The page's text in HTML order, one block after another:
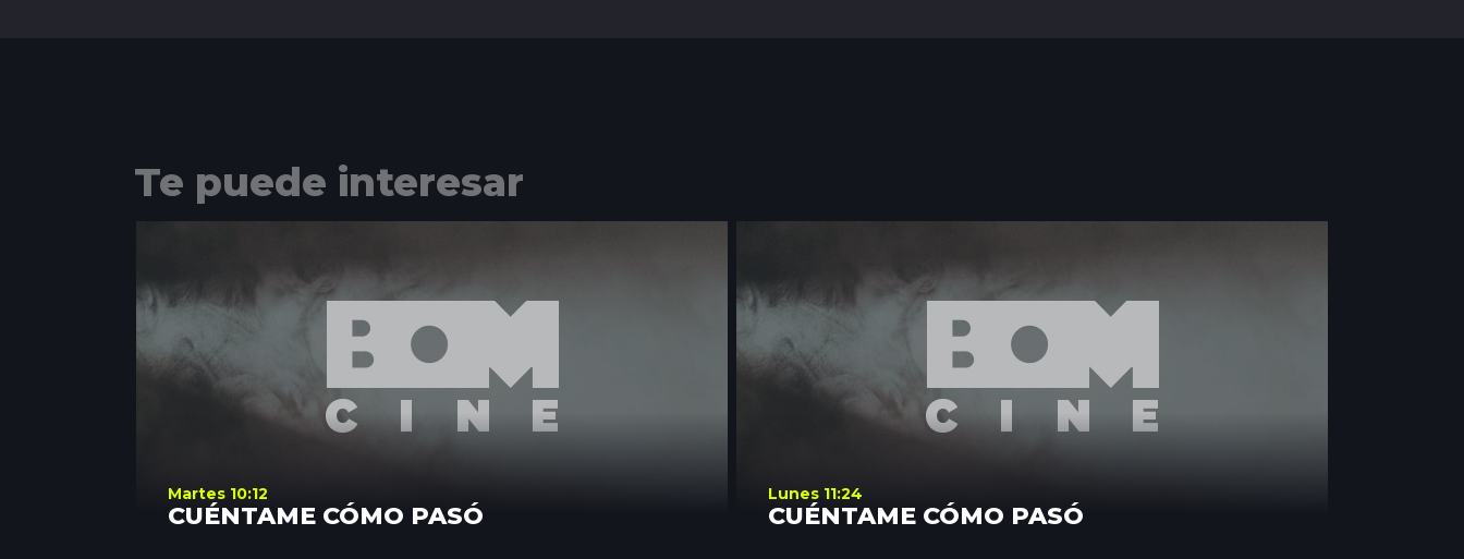
Te puede interesar
Martes 10:12
CUÉNTAME CÓMO PASÓ
Lunes 11:24
CUÉNTAME CÓMO PASÓ